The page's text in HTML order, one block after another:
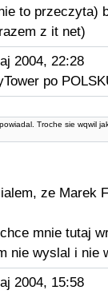
to przeczyta)
z it net)
2004, 22:28
po
Troche sie wqwil
ze Marek
mnie tutaj
nie wyslal i nie
2004, 15:58